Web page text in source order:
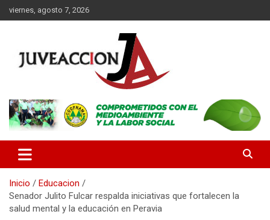
Saltar
al
viernes, agosto 7, 2026
JuveAcción
la finalidad de difundir información que contribuya al desarrollo
integral de nuestros lectores.
Inicio
Educacion
Senador Julito Fulcar respalda iniciativas que fortalecen la
salud mental y la educación en Peravia